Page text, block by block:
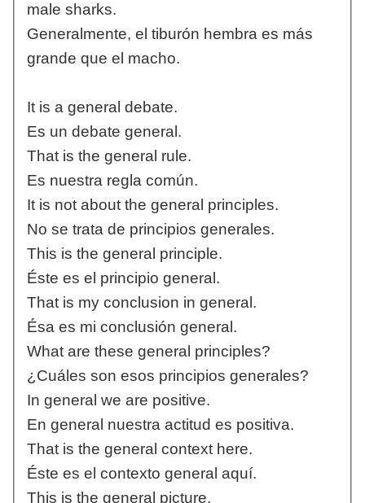
male sharks.
Generalmente, el tiburón hembra es más
grande que el macho.
It is a general debate.
Es un debate general.
That is the general rule.
Es nuestra regla común.
It is not about the general principles.
No se trata de principios generales.
This is the general principle.
Éste es el principio general.
That is my conclusion in general.
Ésa es mi conclusión general.
What are these general principles?
¿Cuáles son esos principios generales?
In general we are positive.
En general nuestra actitud es positiva.
That is the general context here.
Éste es el contexto general aquí.
This is the general picture.